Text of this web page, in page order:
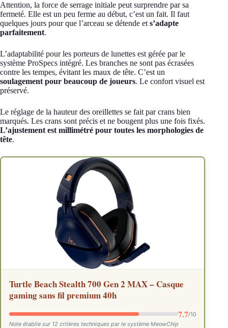
Attention, la force de serrage initiale peut surprendre par sa
fermeté. Elle est un peu ferme au début, c’est un fait. Il faut
quelques jours pour que l’arceau se détende et s’adapte
parfaitement.
L’adaptabilité pour les porteurs de lunettes est gérée par le
système ProSpecs intégré. Les branches ne sont pas écrasées
contre les tempes, évitant les maux de tête. C’est un
soulagement pour beaucoup de joueurs. Le confort visuel est
préservé.
Le réglage de la hauteur des oreillettes se fait par crans bien
marqués. Les crans sont précis et ne bougent plus une fois fixés.
L’ajustement est millimétré pour toutes les morphologies de
tête.
Turtle Beach Stealth 700 Gen 2 MAX – Casque
gaming sans fil premium 40h
7.7/10
Note établie sur 12 critères techniques par le système MeowChip